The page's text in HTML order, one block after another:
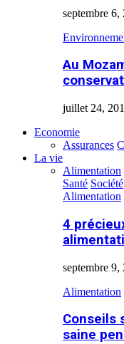
septembre 6,
Au
juillet 24,
Economie
Assurances
La vie
Alimentation
Santé Société
Alimentation
4
septembre 9,
Alimentation
Conseils
saine